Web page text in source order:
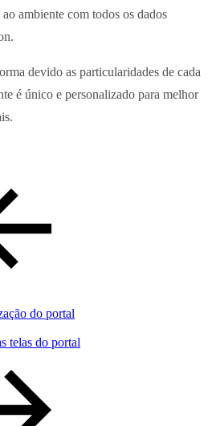
ambiente com todos os dados
devido as particularidades de cada
é único e personalizado para melhor
do portal
telas do portal